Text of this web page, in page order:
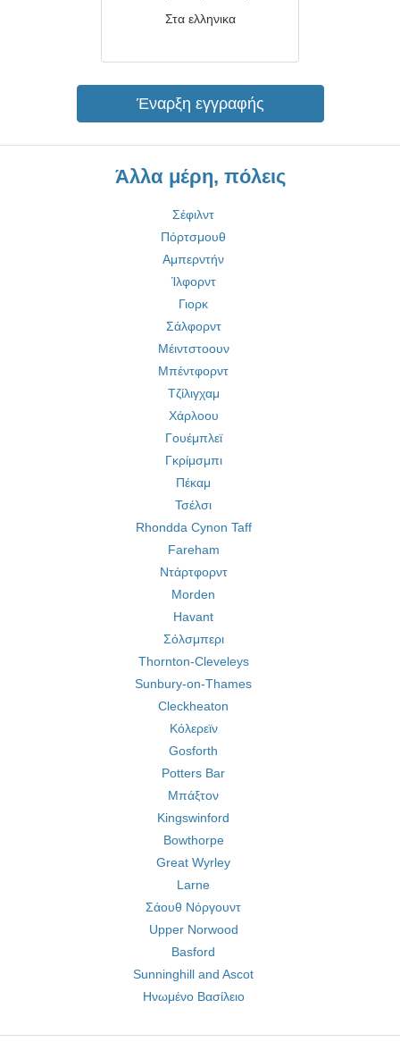
Στα ελληνικα
Έναρξη εγγραφής
Άλλα μέρη, πόλεις
Σέφιλντ
Πόρτσμουθ
Αμπερντήν
Ίλφορντ
Γιορκ
Σάλφορντ
Μέιντστοουν
Μπέντφορντ
Tζίλιγχαμ
Χάρλοου
Γουέμπλεϊ
Γκρίμσμπι
Πέκαμ
Τσέλσι
Rhondda Cynon Taff
Fareham
Ντάρτφορντ
Morden
Havant
Σόλσμπερι
Thornton-Cleveleys
Sunbury-on-Thames
Cleckheaton
Κόλερεϊν
Gosforth
Potters Bar
Μπάξτον
Kingswinford
Bowthorpe
Great Wyrley
Larne
Σάουθ Νόργουντ
Upper Norwood
Basford
Sunninghill and Ascot
Ηνωμένο Βασίλειο